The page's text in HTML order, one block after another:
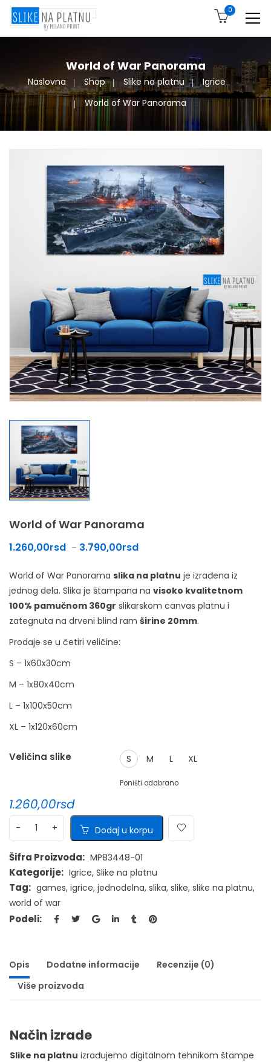
0
World of War Panorama
Naslovna Shop Slike na platnu
Igrice
World of War Panorama
World of War Panorama
1.260,00rsd – 3.790,00rsd
World of War Panorama slika na platnu je izrađena iz
jednog dela. Slika je štampana na visoko kvalitetnom
100% pamučnom 360gr slikarskom canvas platnu i
zategnuta na drveni blind ram širine 20mm.
Prodaje se u četiri veličine:
S – 1x60x30cm
M – 1x80x40cm
L – 1x100x50cm
XL – 1x120x60cm
Veličina slike S M L XL
Poništi odabrano
1.260,00rsd
Dodaj u korpu
Šifra Proizvoda: MP83448-01
Kategorije: Igrice, Slike na platnu
Tag: games, igrice, jednodelna, slika, slike, slike na platnu,
world of war
Podeli:
Opis Dodatne informacije
Recenzije (0)
Više proizvoda
Način izrade
Slike na platnu izrađujemo digitalnom tehnikom štampe